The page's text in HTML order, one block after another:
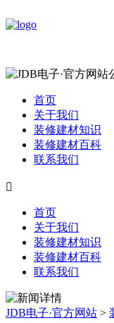
首页
关于我们
装修建材知识
装修建材百科
联系我们

首页
关于我们
装修建材知识
装修建材百科
联系我们
JDB电子·官方网站 >